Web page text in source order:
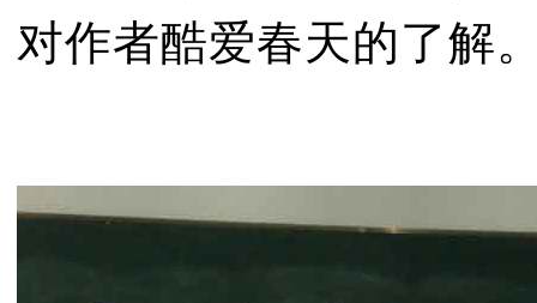
对作者酷爱春天的了解